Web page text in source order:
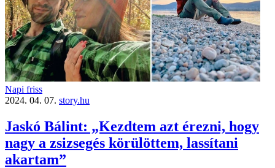
Napi friss
2024. 04. 07. story.hu
Jaskó Bálint: „Kezdtem azt érezni, hogy
nagy a zsizsegés körülöttem, lassítani
akartam”